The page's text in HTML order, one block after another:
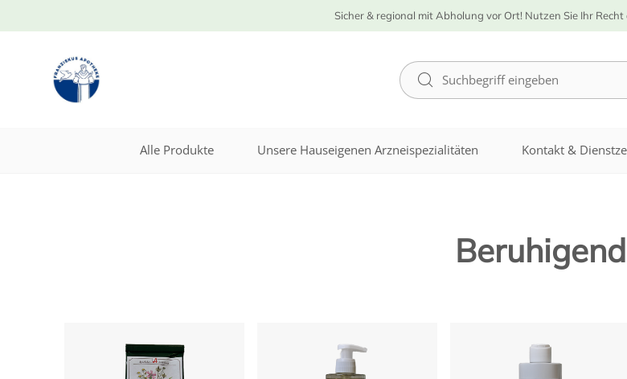
Sicher & regional mit Abholung vor Ort! Nutzen Sie Ihr
Alle Produkte Unsere Hauseigenen Arzneispezialitäten Kontakt &
Beruhigend